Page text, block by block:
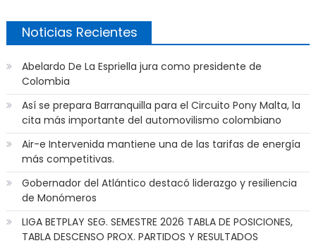
Noticias Recientes
Abelardo De La Espriella jura como presidente de
Colombia
Así se prepara Barranquilla para el Circuito Pony Malta, la
cita más importante del automovilismo colombiano
Air-e Intervenida mantiene una de las tarifas de energía
más competitivas.
Gobernador del Atlántico destacó liderazgo y resiliencia
de Monómeros
LIGA BETPLAY SEG. SEMESTRE 2026 TABLA DE POSICIONES,
TABLA DESCENSO PROX. PARTIDOS Y RESULTADOS